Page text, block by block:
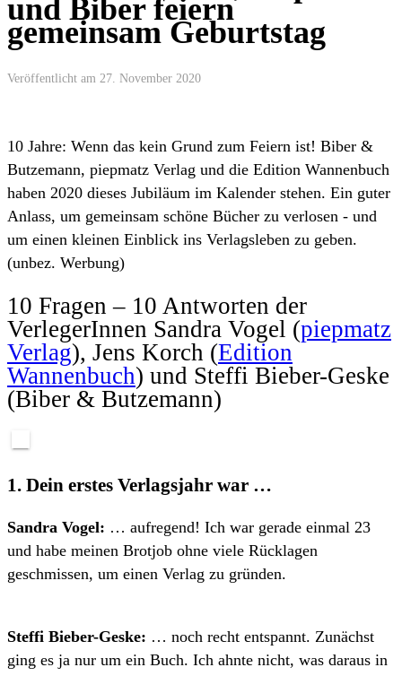
und Biber feiern
gemeinsam Geburtstag
Veröffentlicht am 27. November 2020
10 Jahre: Wenn das kein Grund zum Feiern ist! Biber &
Butzemann, piepmatz Verlag und die Edition Wannenbuch
haben 2020 dieses Jubiläum im Kalender stehen. Ein guter
Anlass, um gemeinsam schöne Bücher zu verlosen - und
um einen kleinen Einblick ins Verlagsleben zu geben.
(unbez. Werbung)
10 Fragen – 10 Antworten der
VerlegerInnen Sandra Vogel (piepmatz
Verlag), Jens Korch (Edition
Wannenbuch) und Steffi Bieber-Geske
(Biber & Butzemann)
1. Dein erstes Verlagsjahr war …
Sandra Vogel: … aufregend! Ich war gerade einmal 23
und habe meinen Brotjob ohne viele Rücklagen
geschmissen, um einen Verlag zu gründen.
Steffi Bieber-Geske: … noch recht entspannt. Zunächst
ging es ja nur um ein Buch. Ich ahnte nicht, was daraus in